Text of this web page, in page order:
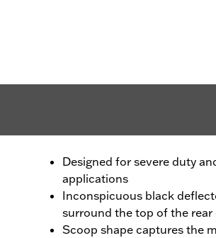
Designed for severe duty
applications
Inconspicuous black
surround the top of the rear
Scoop shape captures the